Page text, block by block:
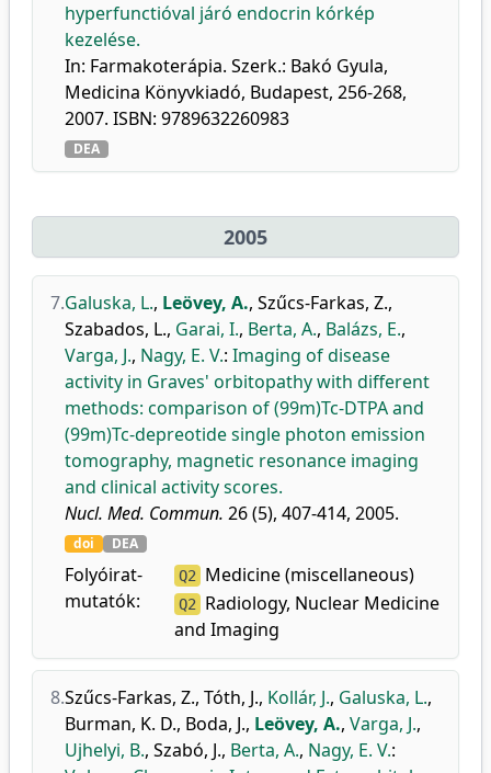
hyperfunctióval járó endocrin kórkép
kezelése.
In: Farmakoterápia. Szerk.: Bakó Gyula,
Medicina Könyvkiadó, Budapest, 256-268,
2007. ISBN: 9789632260983
DEA
2005
7.Galuska, L., Leövey, A., Szűcs-Farkas, Z.,
Szabados, L., Garai, I., Berta, A., Balázs, E.,
Varga, J., Nagy, E. V.: Imaging of disease
activity in Graves' orbitopathy with different
methods: comparison of (99m)Tc-DTPA and
(99m)Tc-depreotide single photon emission
tomography, magnetic resonance imaging
and clinical activity scores.
Nucl. Med. Commun. 26 (5), 407-414, 2005.
doi DEA
Folyóirat-
mutatók:
Q2 Medicine (miscellaneous)
Q2 Radiology, Nuclear Medicine
and Imaging
8.Szűcs-Farkas, Z., Tóth, J., Kollár, J., Galuska, L.,
Burman, K. D., Boda, J., Leövey, A., Varga, J.,
Ujhelyi, B., Szabó, J., Berta, A., Nagy, E. V.: